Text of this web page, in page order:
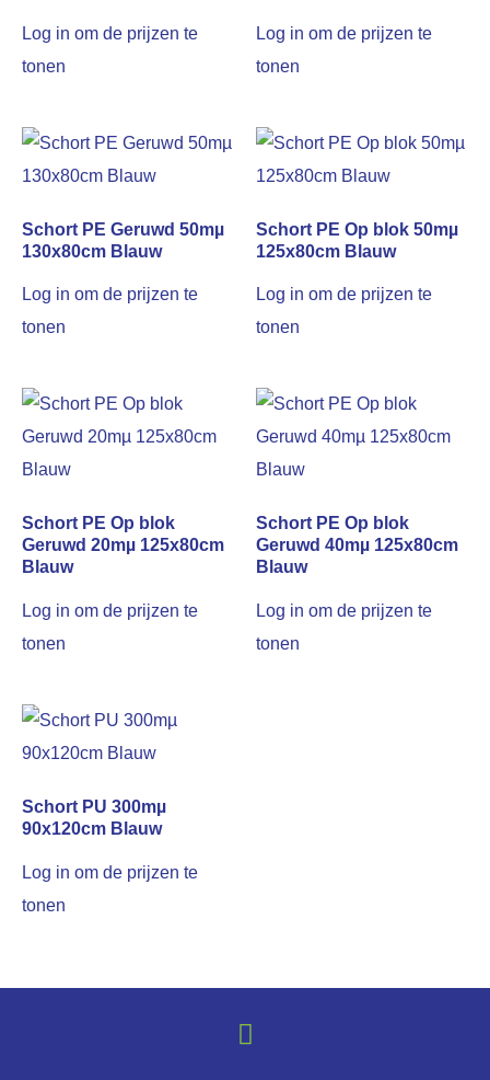
Log in om de prijzen te
tonen
Log in om de prijzen te
tonen
Schort PE Geruwd 50mµ
130x80cm Blauw
Log in om de prijzen te
tonen
Schort PE Op blok 50mµ
125x80cm Blauw
Log in om de prijzen te
tonen
Schort PE Op blok
Geruwd 20mµ 125x80cm
Blauw
Log in om de prijzen te
tonen
Schort PE Op blok
Geruwd 40mµ 125x80cm
Blauw
Log in om de prijzen te
tonen
Schort PU 300mµ
90x120cm Blauw
Log in om de prijzen te
tonen